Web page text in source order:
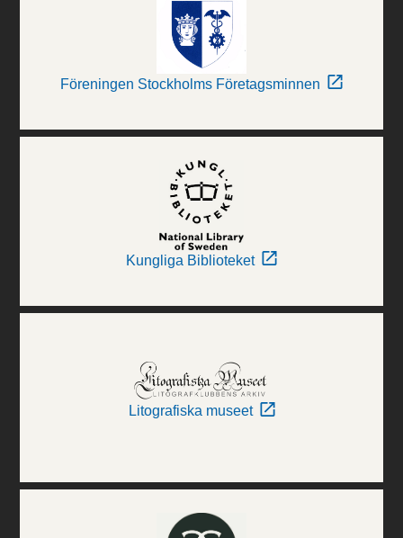
Föreningen Stockholms Företagsminnen
Kungliga Biblioteket
Litografiska museet